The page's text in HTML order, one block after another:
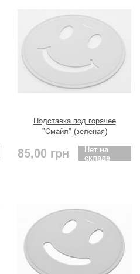
Подставка под горячее
"Смайл" (зеленая)
85,00 грн
Нет на
складе